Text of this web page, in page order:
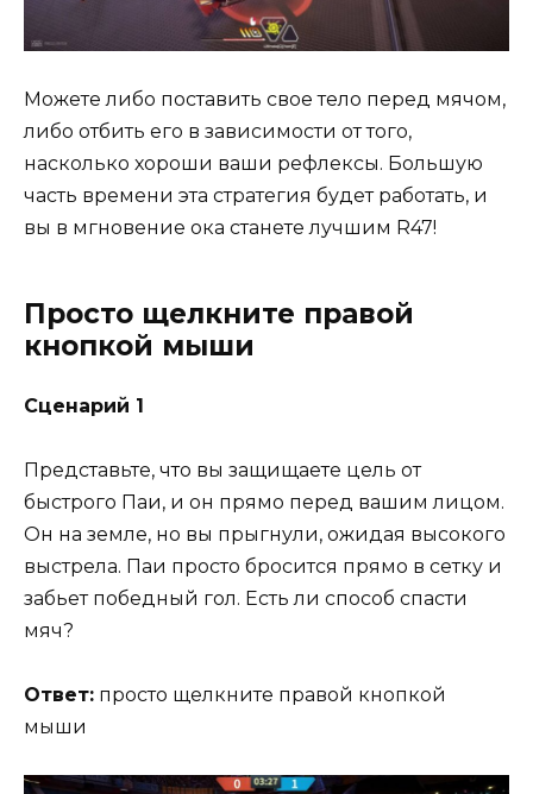
Можете либо поставить свое тело перед мячом,
либо отбить его в зависимости от того,
насколько хороши ваши рефлексы. Большую
часть времени эта стратегия будет работать, и
вы в мгновение ока станете лучшим R47!
Просто щелкните правой
кнопкой мыши
Сценарий 1
Представьте, что вы защищаете цель от
быстрого Паи, и он прямо перед вашим лицом.
Он на земле, но вы прыгнули, ожидая высокого
выстрела. Паи просто бросится прямо в сетку и
забьет победный гол. Есть ли способ спасти
мяч?
Ответ: просто щелкните правой кнопкой
мыши